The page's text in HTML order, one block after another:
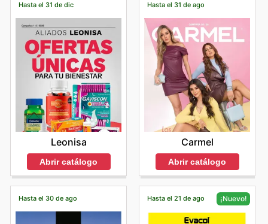
Hasta el 31 de dic
Leonisa
Abrir catálogo
Hasta el 31 de ago
Carmel
Abrir catálogo
Hasta el 30 de ago Hasta el 21 de ago ¡Nuevo!